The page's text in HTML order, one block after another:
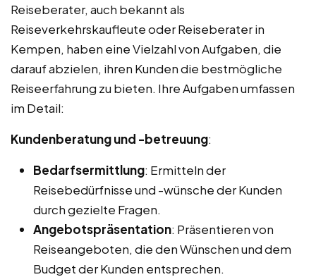
Reiseberater, auch bekannt als
Reiseverkehrskaufleute oder Reiseberater in
Kempen, haben eine Vielzahl von Aufgaben, die
darauf abzielen, ihren Kunden die bestmögliche
Reiseerfahrung zu bieten. Ihre Aufgaben umfassen
im Detail:
Kundenberatung und -betreuung:
Bedarfsermittlung: Ermitteln der
Reisebedürfnisse und -wünsche der Kunden
durch gezielte Fragen.
Angebotspräsentation: Präsentieren von
Reiseangeboten, die den Wünschen und dem
Budget der Kunden entsprechen.